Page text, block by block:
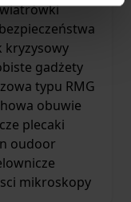
wiatrówki
kryzysowy
gadżety
typu RMG
obuwie
plecaki
oudoor
mikroskopy